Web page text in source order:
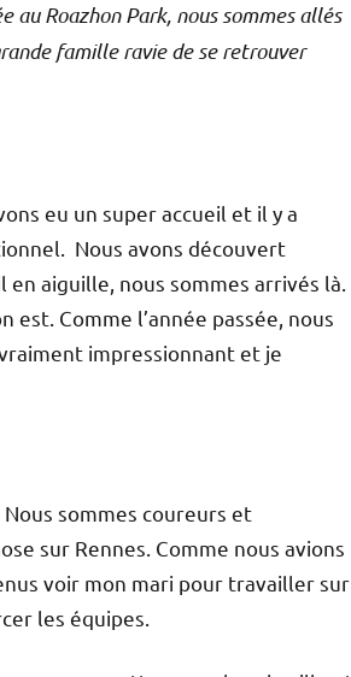
au Roazhon Park, nous sommes allés
famille ravie de se retrouver
eu un super accueil et il y a
Nous avons découvert
aiguille, nous sommes arrivés là.
Comme l’année passée, nous
impressionnant et je
sommes coureurs et
sur Rennes. Comme nous avions
voir mon mari pour travailler sur
les équipes.